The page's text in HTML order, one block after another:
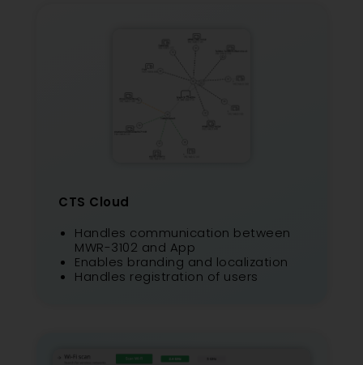
CTS Cloud
Handles communication between
MWR-3102 and App
Enables branding and localization
Handles registration of users